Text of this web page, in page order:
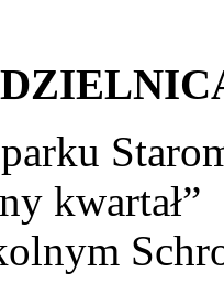
kwartał”